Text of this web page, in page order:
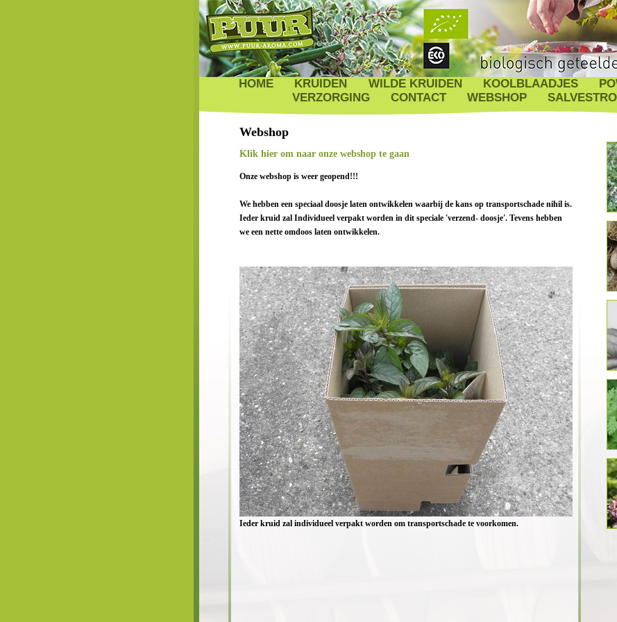
HOME KRUIDEN WILDE KRUIDEN KOOLBLAADJES
VERZORGING
CONTACT WEBSHOP
Webshop
Klik hier om naar onze webshop te gaan
Onze webshop is weer geopend!!!
We hebben een speciaal doosje laten ontwikkelen waarbij de kans op transportschade nihil is.
Ieder kruid zal Individueel verpakt worden in dit speciale 'verzend- doosje'. Tevens hebben
we een nette omdoos laten ontwikkelen.
Ieder kruid zal individueel verpakt worden om transportschade te voorkomen.